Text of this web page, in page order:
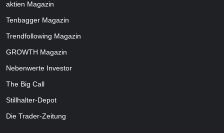
aktien Magazin
Tenbagger Magazin
Trendfollowing Magazin
GROWTH Magazin
Nebenwerte Investor
The Big Call
Stillhalter-Depot
Die Trader-Zeitung